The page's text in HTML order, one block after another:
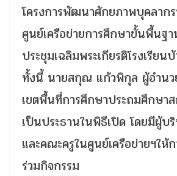
โครงการพัฒนาศักยภาพบุคลาก
ศูนย์เครือข่ายการศึกษาขั้นพื้น
ประชุมเฉลิมพระเกียรติโรงเรียน
ทั้งนี้ นายสกุณ แก้วพิกุล ผู้อำนว
เขตพื้นที่การศึกษาประถมศึกษา
เป็นประธานในพิธีเปิด โดยมีผู้บ
และคณะครูในศูนย์เครือข่ายฯให้
ร่วมกิจกรรม